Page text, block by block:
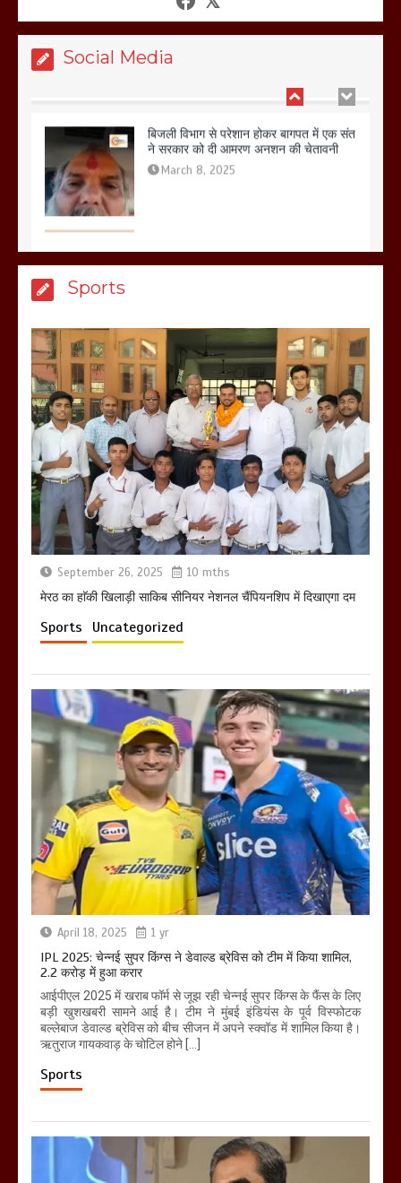
Social Media
ने सरकार को दी आमरण अनशन की चेतावनी
March 8, 2025
March 6, 2025
होलिका रखने पर लात मार कर होलिका को किया
तहस नहस,मोहल्ले वालों के साथ की गई गाली
गलोच ,कहा अगर रखी गई होली तो होगा खून
खराबा,
March 11, 2025
Sports
September 26, 2025 10 mths
मेरठ का हाॅकी खिलाड़ी साकिब सीनियर नेशनल चैंपियनशिप में दिखाएगा दम
Sports Uncategorized
April 18, 2025 1 yr
IPL 2025: चेन्नई सुपर किंग्स ने डेवाल्ड ब्रेविस को टीम में किया शामिल,
2.2 करोड़ में हुआ करार
आईपीएल 2025 में खराब फॉर्म से जूझ रही चेन्नई सुपर किंग्स के फैंस के लिए
बड़ी खुशखबरी सामने आई है। टीम ने मुंबई इंडियंस के पूर्व विस्फोटक
बल्लेबाज डेवाल्ड ब्रेविस को बीच सीजन में अपने स्क्वॉड में शामिल किया है।
ऋतुराज गायकवाड़ के चोटिल होने […]
Sports